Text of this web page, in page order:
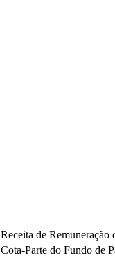
Receita de
Cota-Parte do Fundo de